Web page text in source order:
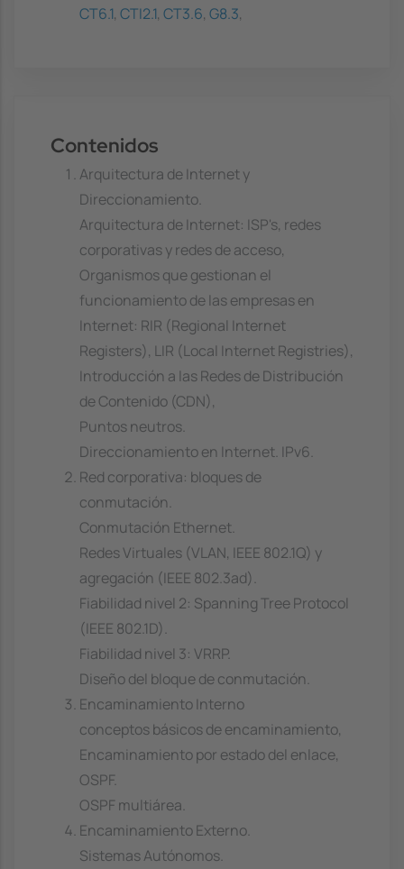
CT6.1, CTI2.1, CT3.6, G8.3,
Contenidos
Arquitectura de Internet y
Direccionamiento.
Arquitectura de Internet: ISP's, redes
corporativas y redes de acceso,
Organismos que gestionan el
funcionamiento de las empresas en
Internet: RIR (Regional Internet
Registers), LIR (Local Internet Registries),
Introducción a las Redes de Distribución
de Contenido (CDN),
Puntos neutros.
Direccionamiento en Internet. IPv6.
Red corporativa: bloques de
conmutación.
Conmutación Ethernet.
Redes Virtuales (VLAN, IEEE 802.1Q) y
agregación (IEEE 802.3ad).
Fiabilidad nivel 2: Spanning Tree Protocol
(IEEE 802.1D).
Fiabilidad nivel 3: VRRP.
Diseño del bloque de conmutación.
Encaminamiento Interno
conceptos básicos de encaminamiento,
Encaminamiento por estado del enlace,
OSPF.
OSPF multiárea.
Encaminamiento Externo.
Sistemas Autónomos.